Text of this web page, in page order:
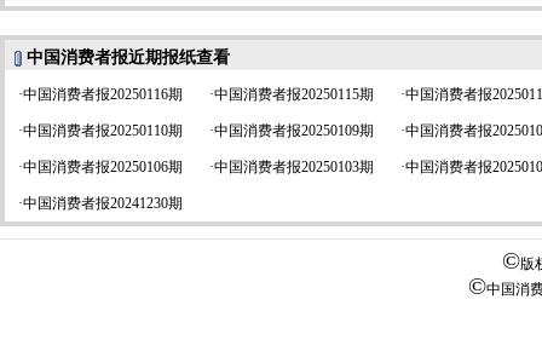
中国消费者报近期报纸查看
·中国消费者报20250116期 ·中国消费者报20250115期 ·中国消费者报
·中国消费者报20250110期 ·中国消费者报20250109期 ·中国消费者报
·中国消费者报20250106期 ·中国消费者报20250103期 ·中国消费者报
·中国消费者报20241230期
©版
©中国消